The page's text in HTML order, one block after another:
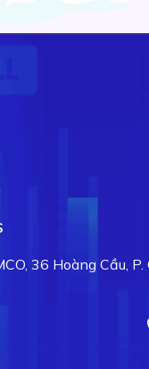
36 Hoàng Cầu, P.